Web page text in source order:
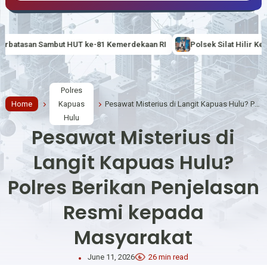
Kemerdekaan RI Polsek Silat Hilir Kenalkan Tertib Berlalu
Home
Polres
Kapuas
Hulu
Pesawat Misterius di Langit Kapuas Hulu? Polres Berikan Penjelasan Resmi kepada Masyarakat
Pesawat Misterius di
Langit Kapuas Hulu?
Polres Berikan Penjelasan
Resmi kepada
Masyarakat
June 11, 2026 26 min read